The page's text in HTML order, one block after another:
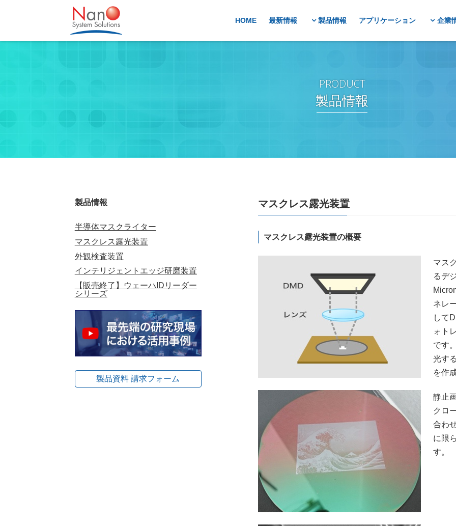
HOME 最新情報 製品情報 アプリケーション 企業
製品情報
マスクレス露光装置
マスクレス露光装置の概要
マス
るデ
ネレ
して
ォト
です
光す
を作
静止
クロ
合わ
に限
す。
製品情報
半導体マスクライター
マスクレス露光装置
外観検査装置
インテリジェントエッジ研磨装置
【販売終了】ウェーハIDリーダー
シリーズ
製品資料 請求フォーム